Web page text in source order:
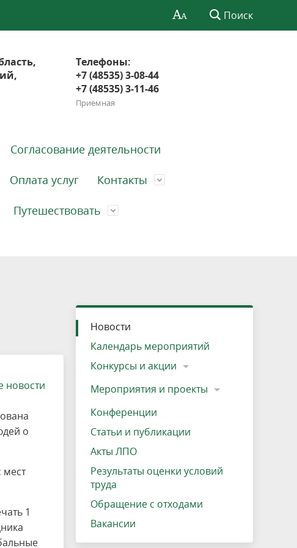
Поиск
Телефоны:
+7 (48535) 3-08-44
+7 (48535) 3-11-46
Приемная
Озеро Плещеево
Вакансии
Согласование деятельности
Экологические тропы и туристские
маршруты
Прокат велосипедов
Адрес, телефон, схема проезда
Результаты оценки условий труда
Оплата услуг Контакты
Интерактивная карта
Кадастр объектов животного мира, не
отнесенных к объектам охоты
Путешествовать
новости
о
мест
1
Новости
Календарь мероприятий
Конкурсы и акции
Мероприятия и проекты
Конференции
Статьи и публикации
Акты ЛПО
Результаты оценки условий
труда
Обращение с отходами
Вакансии